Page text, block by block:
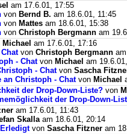
am 17.6.01, 17:55
von Bernd B. am 18.6.01, 11:45
von Mattes am 18.6.01, 15:38
von Christoph Bergmann am
Michael am 17.6.01, 17:16
von Christoph Bergmann
- Chatvon Michael am
- Chatvon Sascha
an Christoph - Chatvon Michael
der Drop-Down-Liste? von
der Drop-Down-
am 17.6.01, 11:43
Skallaam 18.6.01, 20:14
von Sascha Fitzner am